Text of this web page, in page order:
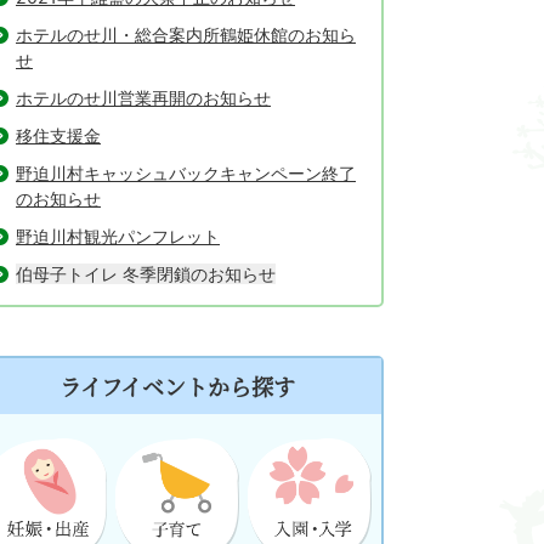
ホテルのせ川・総合案内所鶴姫休館のお知ら
せ
ホテルのせ川営業再開のお知らせ
移住支援金
野迫川村キャッシュバックキャンペーン終了
のお知らせ
野迫川村観光パンフレット
伯母子トイレ 冬季閉鎖のお知らせ
ライフイベントから探す